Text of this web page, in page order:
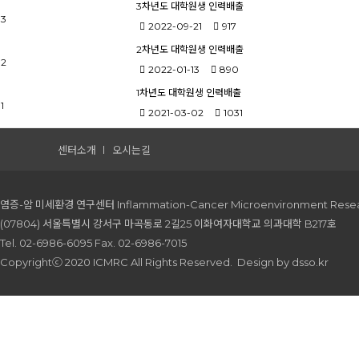
3
3차년도 대학원생 인력배출
2022-09-21
917
2
2차년도 대학원생 인력배출
2022-01-13
890
1
1차년도 대학원생 인력배출
2021-03-02
1031
센터소개 오시는길
염증-암 미세환경 연구센터 Inflammation-Cancer Microenvironment
(07804) 서울특별시 강서구 마곡동로 2길25 이화여자대학교 의과대학 B217호
Tel. 02-6986-6095 Fax. 02-6986-7015
Copyrightⓒ 2020 ICMRC All Rights Reserved.
Design by dsso.kr